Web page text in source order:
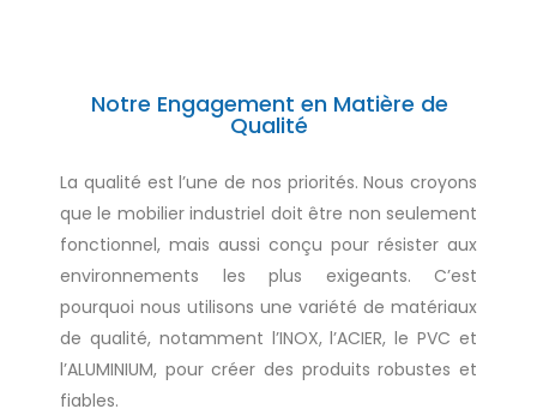
Notre Engagement en Matière de
Qualité
La qualité est l’une de nos priorités. Nous croyons
que le mobilier industriel doit être non seulement
fonctionnel, mais aussi conçu pour résister aux
environnements les plus exigeants. C’est
pourquoi nous utilisons une variété de matériaux
de qualité, notamment l’INOX, l’ACIER, le PVC et
l’ALUMINIUM, pour créer des produits robustes et
fiables.